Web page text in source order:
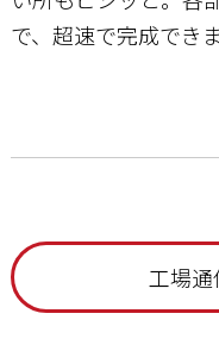
で、超速で完成でき
工場